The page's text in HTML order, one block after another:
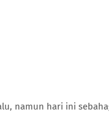
namun hari ini